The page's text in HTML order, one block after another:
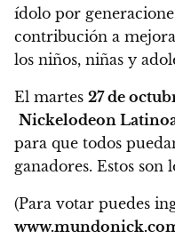
ídolo por
contribución a
los niños, niñas y
El martes 27 de
Nickelodeon
para que todos
ganadores. Estos son
(Para votar puedes